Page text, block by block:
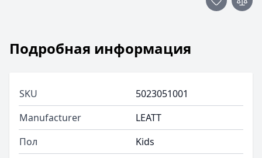
Подробная информация
SKU
5023051001
Manufacturer
LEATT
Пол
Kids